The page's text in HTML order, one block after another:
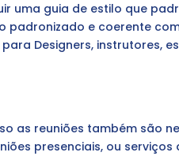
uma guia de estilo que
e coerente
Designers, instrutores,
as reuniões também são
presenciais, ou